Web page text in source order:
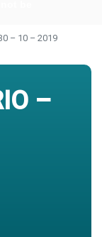
– 10 – 2019
–